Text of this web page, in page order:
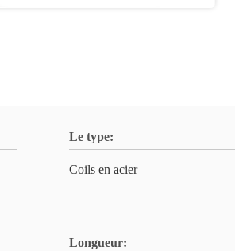
Le type:
Coils en acier
Longueur: